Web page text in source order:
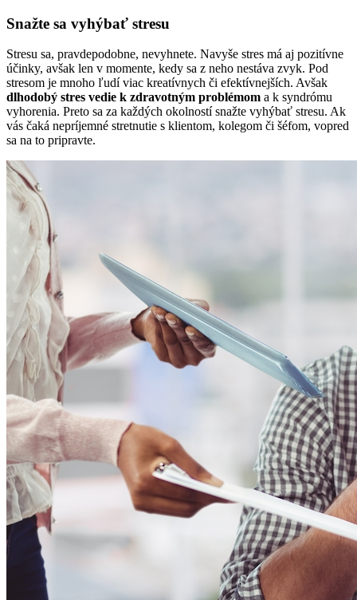
Snažte sa vyhýbať stresu
Stresu sa, pravdepodobne, nevyhnete. Navyše stres má aj pozitívne
účinky, avšak len v momente, kedy sa z neho nestáva zvyk. Pod
stresom je mnoho ľudí viac kreatívnych či efektívnejších. Avšak
dlhodobý stres vedie k zdravotným problémom a k syndrómu
vyhorenia. Preto sa za každých okolností snažte vyhýbať stresu. Ak
vás čaká nepríjemné stretnutie s klientom, kolegom či šéfom, vopred
sa na to pripravte.